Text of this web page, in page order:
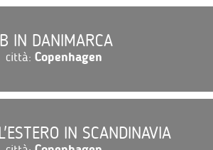
IN DANIMARCA
città: Copenhagen
IN SCANDINAVIA